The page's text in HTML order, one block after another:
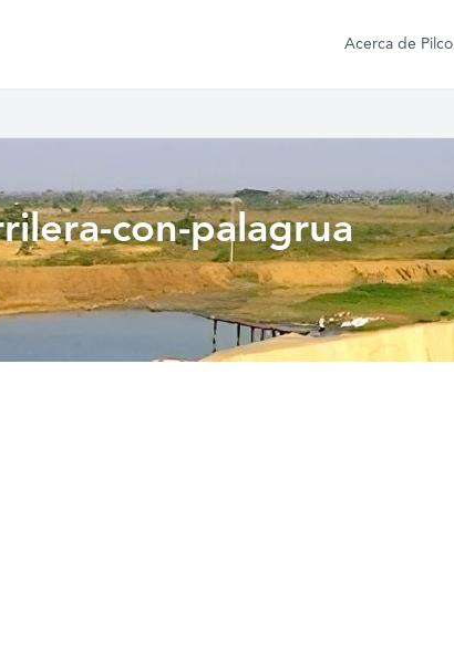
Acerca de Pilco
con-palagrua